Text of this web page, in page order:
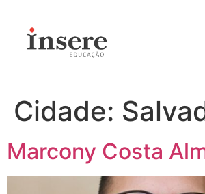
Cidade:
Marcony Costa